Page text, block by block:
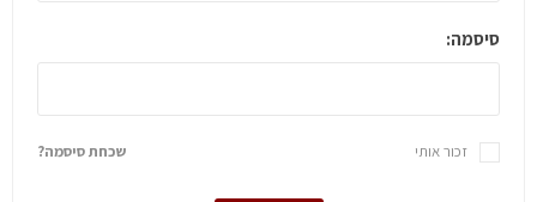
סיסמה:
שכחת סיסמה? זכור אותי